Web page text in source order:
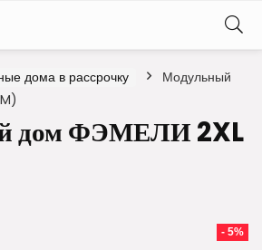
дома в рассрочку
Модульный
дом ФЭМЕЛИ 2XL
- 5%